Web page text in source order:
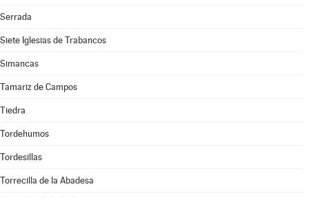
Serrada
Siete Iglesias de Trabancos
Simancas
Tamariz de Campos
Tiedra
Tordehumos
Tordesillas
Torrecilla de la Abadesa